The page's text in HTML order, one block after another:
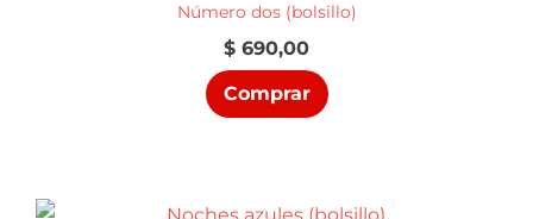
Número dos (bolsillo)
$ 690,00
Comprar